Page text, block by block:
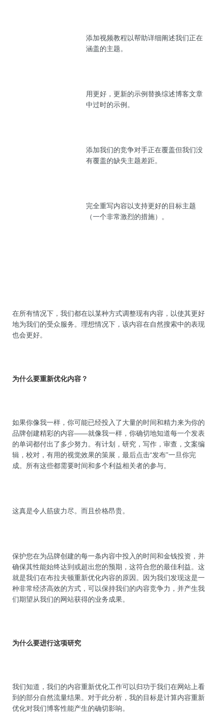
添加视频教程以帮助详细阐述我们正在
涵盖的主题。
用更好，更新的示例替换综述博客文章
中过时的示例。
添加我们的竞争对手正在覆盖但我们没
有覆盖的缺失主题差距。
完全重写内容以支持更好的目标主题
（一个非常激烈的措施）。
在所有情况下，我们都在以某种方式调整现有内容，以使其更好
地为我们的受众服务。理想情况下，该内容在自然搜索中的表现
也会更好。
为什么要重新优化内容？
如果你像我一样，你可能已经投入了大量的时间和精力来为你的
品牌创建精彩的内容——就像我一样，你确切地知道每一个发表
的单词都付出了多少努力 。有计划，研究，写作，审查，文案编
辑，校对，有用的视觉效果的策展，最后点击“发布”一旦你完
成。所有这些都需要时间和多个利益相关者的参与。
这真是令人筋疲力尽。而且价格昂贵。
保护您在为品牌创建的每一条内容中投入的时间和金钱投资，并
确保其性能始终达到或超出您的预期，这符合您的最佳利益。这
就是我们在布拉夫顿重新优化内容的原因。因为我们发现这是一
种非常经济高效的方式，可以保持我们的内容竞争力，并产生我
们期望从我们的网站获得的业务成果。
为什么要进行这项研究
我们知道，我们的内容重新优化工作可以归功于我们在网站上看
到的部分自然流量结果。对于此分析，我的目标是计算内容重新
优化对我们博客性能产生的确切影响。